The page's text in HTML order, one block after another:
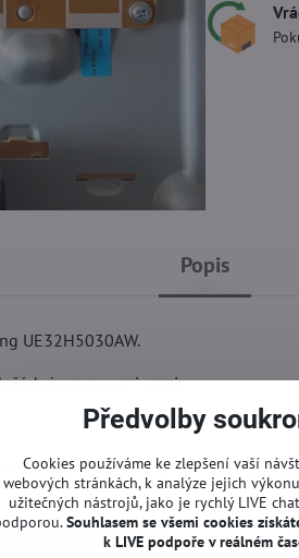
Popis
UE32H5030AW.
žádná oprava ani servis.
řádně zkontrolovat jakékoli rozdíly
desky | Samsung TV
Předvolby
Cookies používáme ke zlepšení vaší
webových stránkách, k analýze jejich
užitečných nástrojů, jako je rychlý LIVE
Souhlasem se všemi cookies
k LIVE podpoře v reálném